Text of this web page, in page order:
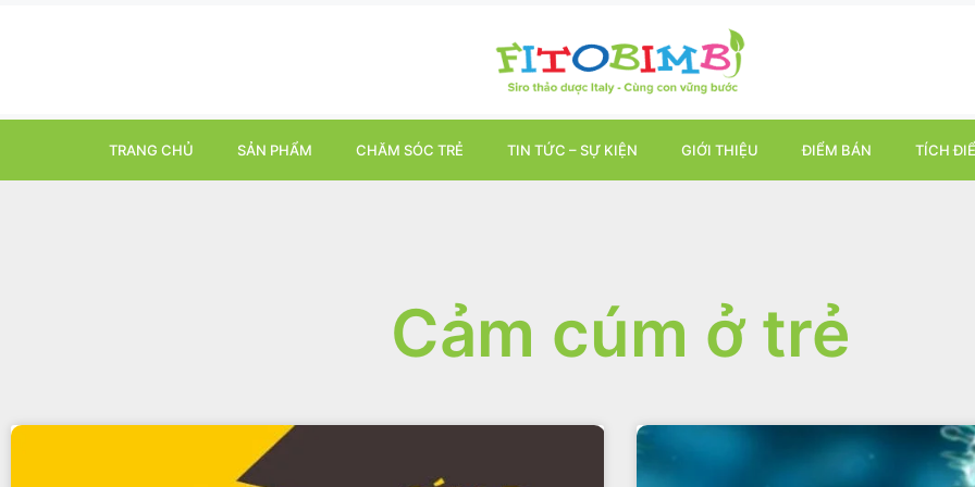
TRANG CHỦ SẢN PHẨM CHĂM SÓC TRẺ TIN TỨC – SỰ KIỆN GIỚI THIỆU ĐIỂM BÁN TÍCH
Cảm cúm ở trẻ